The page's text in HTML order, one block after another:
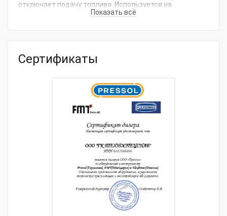
Модель
Pressol, 120л/мин, с защитой 23
отключает подачу топлива. Используется на
ведомственных и коммерческих АЗС.
«ТехноСпецСнаб» - 8 (495) 134-55-30
Показать всё
Сертификаты